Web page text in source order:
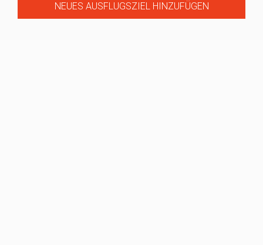
NEUES AUSFLUGSZIEL HINZUFÜGEN